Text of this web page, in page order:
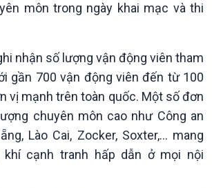
dân
Tin thế giới
Vấn đề quốc tế
Hồ sơ sự kiện quốc tế
Thế giới & Việt Nam
Biên cương - Một dải vững
bền
môn trong ngày khai mạc và thi
nhận số lượng vận động viên tham
gần 700 vận động viên đến từ 100
vị mạnh trên toàn quốc. Một số đơn
chuyên môn cao như Công an
Lào Cai, Zocker, Soxter,… mang
khí cạnh tranh hấp dẫn ở mọi nội